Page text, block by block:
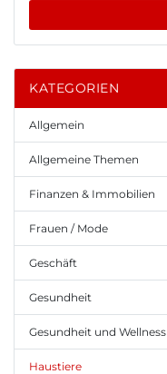
KATEGORIEN
Allgemein
Allgemeine Themen
Finanzen & Immobilien
Frauen / Mode
Geschäft
Gesundheit
Gesundheit und Wellness
Haustiere